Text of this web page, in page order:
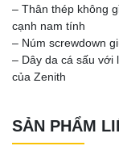
– Thân thép không
cạnh nam tính
– Núm screwdown
– Dây da cá sấu với
của Zenith
SẢN PHẨM